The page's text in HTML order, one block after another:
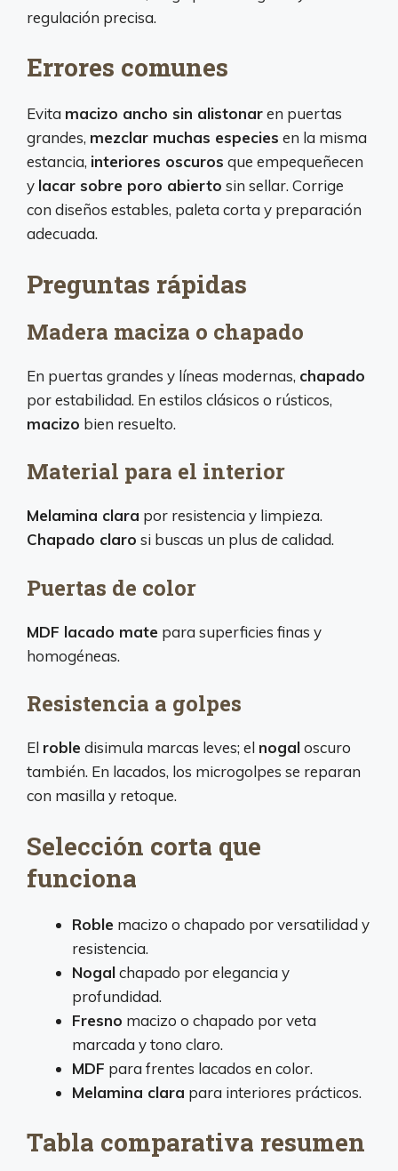
regulación precisa.
Errores comunes
Evita macizo ancho sin alistonaren puertas
grandes, mezclar muchas especies en la misma
estancia, interiores oscuros que empequeñecen
y lacar sobre poro abierto sin sellar. Corrige
con diseños estables, paleta corta y preparación
adecuada.
Preguntas rápidas
Madera maciza o chapado
En puertas grandes y líneas modernas, chapado
por estabilidad. En estilos clásicos o rústicos,
macizo bien resuelto.
Material para el interior
Melamina clara por resistencia y limpieza.
Chapado claro si buscas un plus de calidad.
Puertas de color
MDF lacado mate para superficies finas y
homogéneas.
Resistencia a golpes
El roble disimula marcas leves; el nogaloscuro
también. En lacados, los microgolpes se reparan
con masilla y retoque.
Selección corta que
funciona
Roble macizo o chapado por versatilidad y
resistencia.
Nogalchapado por elegancia y
profundidad.
Fresno macizo o chapado por veta
marcada y tono claro.
MDF para frentes lacados en color.
Melamina clara para interiores prácticos.
Tabla comparativa resumen